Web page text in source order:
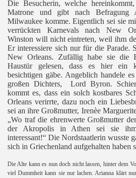
Die Besucherin, welche
Matrone und gibt nach Befragung
Milwaukee komme. Eigentlich sei sie
verrückten Karnevals nach New
Winston will nicht eintreten, weil ihm
Er interessiere sich nur für die Parade.
New Orleans. Zufällig habe sie die
Haustür gelesen, dass es hier ein
besichtigen gäbe. Angeblich handele
großen Dichters,
Lord Byron.
kommt es, dass ein solch kostbares
Orleans verirrte, dazu noch ein
sei an ihre Großmutter, Irenèe
„Wo traf die ehrenwerte Großmutter
der Akropolis in Athen sei sie
interessant!“ Die Nordstaatlerin wusste
sich in Griechenland aufgehalten haben
Die Alte kann es nun doch nicht lassen, hinter dem
viel Dummheit kann sie nur lachen. Arianna klärt